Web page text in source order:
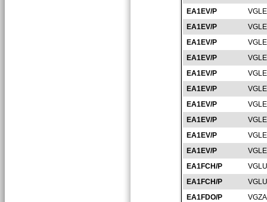
EA1EV/P
EA1EV/P
EA1EV/P
EA1EV/P
EA1EV/P
EA1EV/P
EA1EV/P
EA1EV/P
EA1EV/P
EA1EV/P
EA1FCH/P
EA1FCH/P
EA1FDO/P